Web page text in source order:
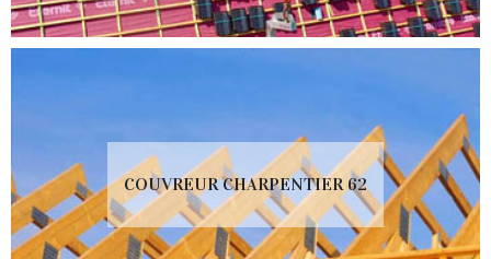
COUVREUR CHARPENTIER 62